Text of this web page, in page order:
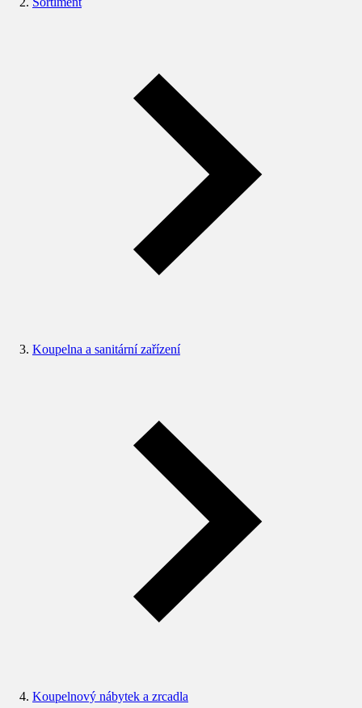
Koupelna a sanitární zařízení
Koupelnový nábytek a zrcadla